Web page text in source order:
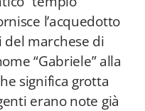
l’acquedotto
marchese di
“Gabriele” alla
significa grotta
erano note già